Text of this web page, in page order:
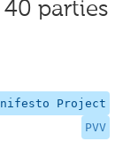
parties
Project
PVV